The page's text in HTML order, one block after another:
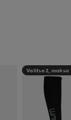
Valitse 2, maksa